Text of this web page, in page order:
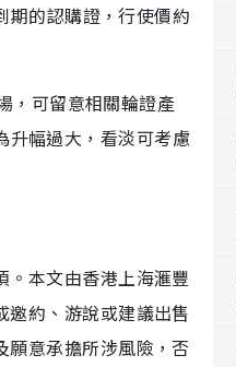
期的認購證，行使價約
，可留意相關輪證產
幅過大，看淡可考慮
本文由香港上海滙豐
約、游說或建議出售
意承擔所涉風險，否